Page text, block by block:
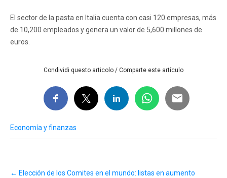
El sector de la pasta en Italia cuenta con casi 120 empresas, más
de 10,200 empleados y genera un valor de 5,600 millones de
euros.
Condividi questo articolo / Comparte este artículo
Economía y finanzas
← Elección de los Comites en el mundo: listas en aumento